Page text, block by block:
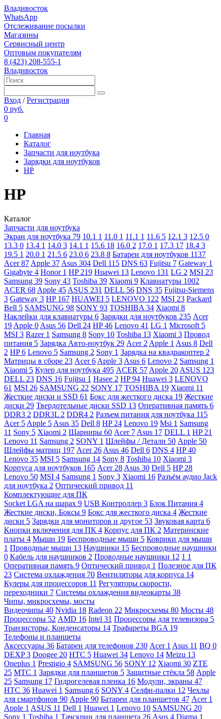
Владивосток
WhatsApp
Отслеживание посылки
Магазины
Сервисный центр
Оптовым покупателям
8 (423) 208-555-1
Владивосток
Вход /Регистрация
0 руб.
0
Главная
Каталог
Запчасти для ноутбука
Зарядки для ноутбуков
HP
HP
Каталог
Запчасти для ноутбука
Экран для ноутбука 79 10.1 1 11.0 1 11.1 1 11.6 5 12.1 3 12.5 0
13.3 0 13.4 1 14.0 3 14.1 1 15.6 18 16.0 2 17.0 1 17.3 17 18.4 3
19.5 1 20.0 1 21.5 6 23.0 6 23.8 8 Батареи для ноутбуков 1137
Acer87 Apple 37 Asus 304 Dell 115 DNS 63 Fujitsu 7 Gateway 1
Gigabyte 4 Honor 1 HP 219 Huawei 13 Lenovo 131 LG 2 MSI 23
Samsung 39 Sony 43 Toshiba 39 Xiaomi 9 Клавиатуры 1002
ACER 68 Apple 45 ASUS 231 DELL 56 DNS 35 Fujitsu-Siemens
3 Gateway 3 HP 167 HUAWEI 5 LENOVO 122 MSI 23 Packard
Bell 5 SAMSUNG 98 SONY 93 TOSHIBA 34 Xiaomi 8
Наклейки для клавиатуры 6 Зарядки для ноутбуков 235 Acer
19 Apple 0 Asus 56 Dell 24 HP46 Lenovo 41 LG 1 Microsoft 5
MSI 3 Razer 1 Samsung 8 Sony 10 Toshiba 13 Xiaomi 3 Провод
питания 5 Зарядка Авто-ноутбук 29 Acer 2 Apple 1 Asus 8 Dell
2 HP6 Lenovo 5 Samsung 2 Sony 1 Зарядка на квадракоптер 2
Матрицы в сборе 23 Acer6 Apple 3 Asus 6 Lenovo 2 Samsung 1
Xiaomi 5 Кулер для ноутбука 495 ACER 57 Apple 20 ASUS 123
DELL 23 DNS 16 Fujitsu 1 Hasee 2 HP94 Huawei 3 LENOVO
61 MSI 26 SAMSUNG 22 SONY 17 TOSHIBA 19 Xiaomi 11
Жесткие диски и SSD 61 Бокс для жесткого диска 19 Жесткие
диски 29 Твердотельные диски SSD 13 Оперативная память 6
DDR3 2 DDR3L 2 DDR4 2 Разъем питания для ноутбука 115
Acer 5 Apple 5 Asus 35 Dell 8 HP 24 Lenovo 19 Msi 1 Samsung
11 Sony 5 Xiaomi 2 Шарниры 60 Acer 7 Asus 17 DELL 1 HP 21
Lenovo 11 Samsung 2 SONY 1 Шлейфы / Детали 50 Apple 50
Шлейфы матриц 197 Acer 26 Asus 46 Dell 6 DNS 4 HP40
Lenovo 35 MSI 5 Samsung 14 Sony 8 Toshiba 10 Xiaomi 3
Корпуса для ноутбуков 165 Acer 28 Asus 30 Dell 5 HP 28
Lenovo 50 MSI 4 Samsung 1 Sony 3 Xiaomi 16 Разъём аудио Jack
для ноутбука 2 Оптический привод 11
Комплектующие для ПК
Socket LGA на шарах 9 USB Контроллер 3 Блок Питания 4
Жесткие диски, Боксы 9 Бокс для жесткого диска 4 Жесткие
диски 5 Зарядки для мониторов и другое 53 Звуковая карта 6
Кнопки включения для ПК 4 Корпус для ПК 2 Материнские
платы 4 Мыши 19 Беспроводные мыши 5 Коврики для мыши
1 Проводные мыши 13 Наушники 15 Беспроводные наушники
0 Кабель для наушников 2 Проводные наушники 12 1 1
Оперативная память 9 Оптический привод 1 Полезное для ПК
23 Система охлаждения 70 Вентиляторы для корпуса 14
Кулеры для процессоров 11 Регуляторы скорости,
переходники 7 Системы охлаждения видеокарты 38
Чипы, микросхемы, мосты
Видеочипы 40 Nvidia 18 Radeon 22 Микросхемы 80 Мосты 48
Процессоры 52 AMD 16 Intel 31 Процессоры для телевизора 5
Транзисторы, Конденсаторы 14 Трафареты BGA 19
Телефоны и планшеты
Аксессуары 36 Батареи для телефонов 230 Acer 1 Asus 11 BQ 0
DEXP3 Doogee 20 HTC 5 Huawei 34 Lenovo 14 Meizu 13
Oneplus 1 Prestigio 4 SAMSUNG 56 SONY 12 Xiaomi 30 ZTE
25 МТС 1 Зарядки для планшетов 5 Защитные стёкла 58 Apple
25 Samsung 17 Гидрогелевая пленка 16 Модули, экраны 47
HTC 36 Huawei 1 Samsung 6 SONY 4 Селфи-палки 12 Чехлы
для смартфонов 90 Apple 90 Батареи для планшетов 47 Acer 1
Apple 1 ASUS 11 Dell 1 Huawei 1 Lenovo 10 SAMSUNG 20
Sony 1 Toshiba 1 Тачскрин для планшета 26 Asus 4 Digma 1